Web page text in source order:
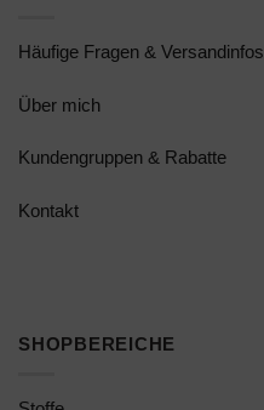
Häufige Fragen & Versandinfos
Über mich
Kundengruppen & Rabatte
Kontakt
SHOPBEREICHE